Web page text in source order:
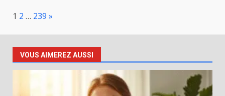
Page:
1 2 … 239 Next
»
VOUS AIMEREZ AUSSI